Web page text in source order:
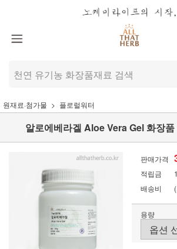
원재료·첨가물 플로럴워터
알로에베라겔 Aloe Vera Gel 화장
판매가격
적립금
배송비
용량